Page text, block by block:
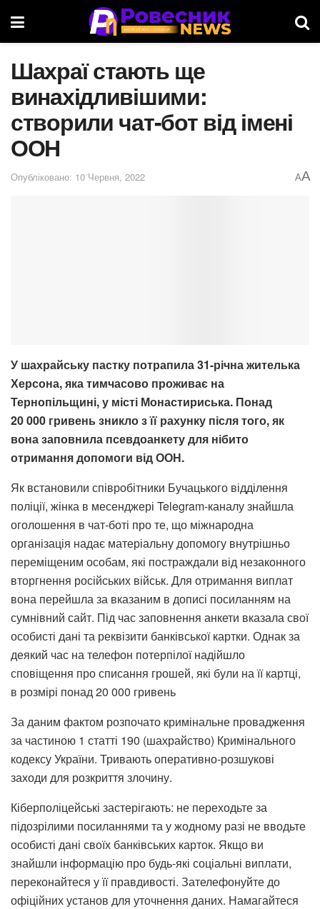
Шахраї стають ще
винахідливішими:
створили чат-бот від імені
ООН
Опубліковано: 10 Червня, 2022 AA
У шахрайську пастку потрапила 31-річна жителька
Херсона, яка тимчасово проживає на
Тернопільщині, у місті Монастириська. Понад
20 000 гривень зникло з її рахунку після того, як
вона заповнила псевдоанкету для нібито
отримання допомоги від ООН.
Як встановили співробітники Бучацького відділення
поліції, жінка в месенджері Telegram-каналу знайшла
оголошення в чат-боті про те, що міжнародна
організація надає матеріальну допомогу внутрішньо
переміщеним особам, які постраждали від незаконного
вторгнення російських військ. Для отримання виплат
вона перейшла за вказаним в дописі посиланням на
сумнівний сайт. Під час заповнення анкети вказала свої
особисті дані та реквізити банківської картки. Однак за
деякий час на телефон потерпілої надійшло
сповіщення про списання грошей, які були на її картці,
в розмірі понад 20 000 гривень
За даним фактом розпочато кримінальне провадження
за частиною 1 статті 190 (шахрайство) Кримінального
кодексу України. Тривають оперативно-розшукові
заходи для розкриття злочину.
Кіберполіцейські застерігають: не переходьте за
підозрілими посиланнями та у жодному разі не вводьте
особисті дані своїх банківських карток. Якщо ви
знайшли інформацію про будь-які соціальні виплати,
переконайтеся у її правдивості. Зателефонуйте до
офіційних установ для уточнення даних. Намагайтеся